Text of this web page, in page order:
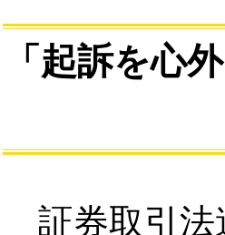
「起訴を心
証券取引法